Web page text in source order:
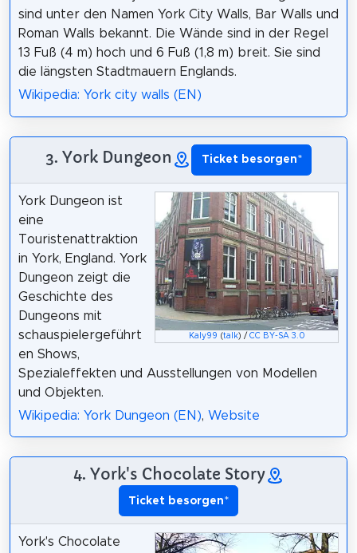
sind unter den Namen York City Walls, Bar Walls und
Roman Walls bekannt. Die Wände sind in der Regel
13 Fuß (4 m) hoch und 6 Fuß (1,8 m) breit. Sie sind
die längsten Stadtmauern Englands.
Wikipedia: York city walls (EN)
3. York Dungeon Ticket besorgen*
Kaly99 (talk) / CC BY-SA 3.0
York Dungeon ist
eine
Touristenattraktion
in York, England. York
Dungeon zeigt die
Geschichte des
Dungeons mit
schauspielergeführt
en Shows,
Spezialeffekten und Ausstellungen von Modellen
und Objekten.
Wikipedia: York Dungeon (EN), Website
4. York's Chocolate Story
Ticket besorgen*
York's Chocolate